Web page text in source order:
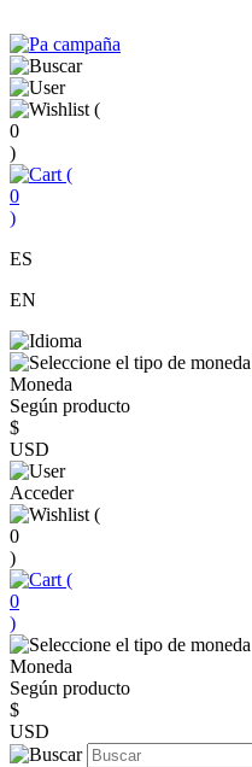
(
0
)
(
0
)
ES
EN
Moneda
Según producto
$
USD
Acceder
(
0
)
(
0
)
Moneda
Según producto
$
USD